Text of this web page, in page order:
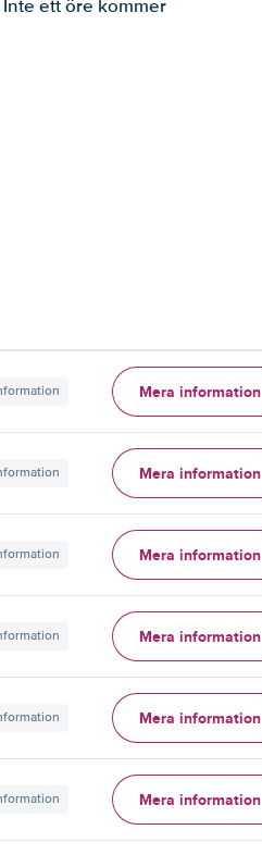
ett öre kommer
Mera information
Mera information
Mera information
Mera information
Mera information
Mera information